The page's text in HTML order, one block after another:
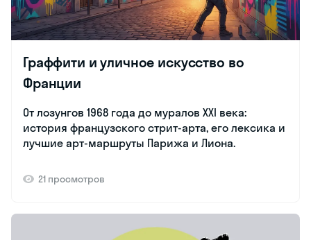
Граффити и уличное искусство во
Франции
От лозунгов 1968 года до муралов XXI века:
история французского стрит-арта, его лексика и
лучшие арт-маршруты Парижа и Лиона.
21 просмотров